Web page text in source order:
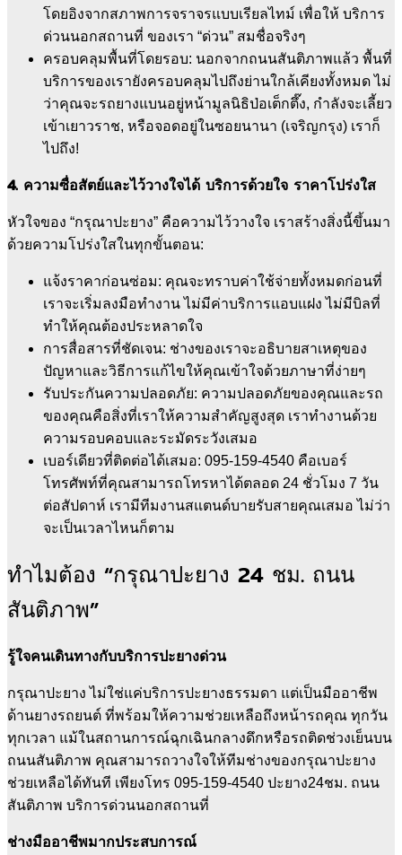
โดยอิงจากสภาพการจราจรแบบเรียลไทม์ เพื่อให้ บริการ
ด่วนนอกสถานที่ ของเรา “ด่วน” สมชื่อจริงๆ
ครอบคลุมพื้นที่โดยรอบ: นอกจากถนนสันติภาพแล้ว พื้นที่
บริการของเรายังครอบคลุมไปถึงย่านใกล้เคียงทั้งหมด ไม่
ว่าคุณจะรถยางแบนอยู่หน้ามูลนิธิป่อเต็กตึ๊ง, กำลังจะเลี้ยว
เข้าเยาวราช, หรือจอดอยู่ในซอยนานา (เจริญกรุง) เราก็
ไปถึง!
4. ความซื่อสัตย์และไว้วางใจได้ บริการด้วยใจ ราคาโปร่งใส
หัวใจของ “กรุณาปะยาง” คือความไว้วางใจ เราสร้างสิ่งนี้ขึ้นมา
ด้วยความโปร่งใสในทุกขั้นตอน:
แจ้งราคาก่อนซ่อม: คุณจะทราบค่าใช้จ่ายทั้งหมดก่อนที่
เราจะเริ่มลงมือทำงาน ไม่มีค่าบริการแอบแฝง ไม่มีบิลที่
ทำให้คุณต้องประหลาดใจ
การสื่อสารที่ชัดเจน: ช่างของเราจะอธิบายสาเหตุของ
ปัญหาและวิธีการแก้ไขให้คุณเข้าใจด้วยภาษาที่ง่ายๆ
รับประกันความปลอดภัย: ความปลอดภัยของคุณและรถ
ของคุณคือสิ่งที่เราให้ความสำคัญสูงสุด เราทำงานด้วย
ความรอบคอบและระมัดระวังเสมอ
เบอร์เดียวที่ติดต่อได้เสมอ: 095-159-4540 คือเบอร์
โทรศัพท์ที่คุณสามารถโทรหาได้ตลอด 24 ชั่วโมง 7 วัน
ต่อสัปดาห์ เรามีทีมงานสแตนด์บายรับสายคุณเสมอ ไม่ว่า
จะเป็นเวลาไหนก็ตาม
ทำไมต้อง “กรุณาปะยาง 24 ชม. ถนน
สันติภาพ”
รู้ใจคนเดินทางกับบริการปะยางด่วน
กรุณาปะยาง ไม่ใช่แค่บริการปะยางธรรมดา แต่เป็นมืออาชีพ
ด้านยางรถยนต์ ที่พร้อมให้ความช่วยเหลือถึงหน้ารถคุณ ทุกวัน
ทุกเวลา แม้ในสถานการณ์ฉุกเฉินกลางดึกหรือรถติดช่วงเย็นบน
ถนนสันติภาพ คุณสามารถวางใจให้ทีมช่างของกรุณาปะยาง
ช่วยเหลือได้ทันที เพียงโทร 095-159-4540 ปะยาง24ชม. ถนน
สันติภาพ บริการด่วนนอกสถานที่
ช่างมืออาชีพมากประสบการณ์